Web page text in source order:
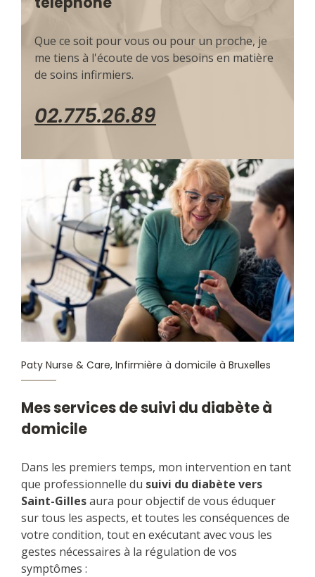
Que ce soit pour vous ou pour un proche, je
me tiens à l'écoute de vos besoins en matière
de soins infirmiers.
02.775.26.89
Mes services de suivi du diabète à
domicile
Dans les premiers temps, mon intervention en tant
que professionnelle du suivi du diabète vers
Saint-Gillesaura pour objectif de vous éduquer
sur tous les aspects, et toutes les conséquences de
votre condition, tout en exécutant avec vous les
gestes nécessaires à la régulation de vos
symptômes :